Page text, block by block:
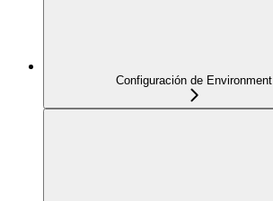
Configuración de Environment